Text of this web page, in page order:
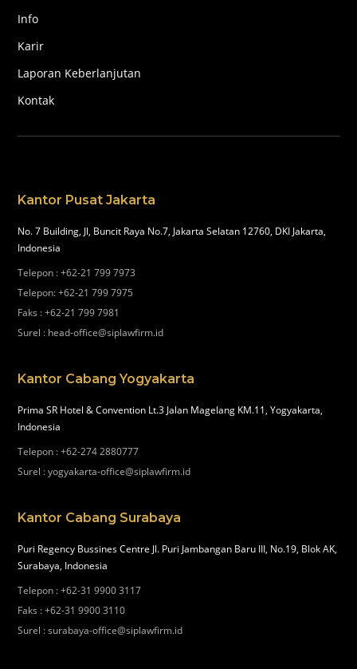
Info
Karir
Laporan Keberlanjutan
Kontak
Kantor Pusat Jakarta
No. 7 Building, Jl, Buncit Raya No.7, Jakarta Selatan 12760, DKI Jakarta,
Indonesia
Telepon :+62-21 799 7973
Telepon:+62-21 799 7975
Faks :+62-21 799 7981
Surel : head-office@siplawfirm.id
Kantor Cabang Yogyakarta
Prima SR Hotel & Convention Lt.3 Jalan Magelang KM.11, Yogyakarta,
Indonesia
Telepon :+62-274 2880777
Surel :yogyakarta-office@siplawfirm.id
Kantor Cabang Surabaya
Puri Regency Bussines Centre Jl. Puri Jambangan Baru III, No.19, Blok AK,
Surabaya, Indonesia
Telepon :+62-31 9900 3117
Faks :+62-31 9900 3110
Surel :surabaya-office@siplawfirm.id